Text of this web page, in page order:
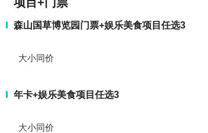
森山国草博览园门票+娱乐美食项目任选3
大小同价
年卡+娱乐美食项目任选3
大小同价